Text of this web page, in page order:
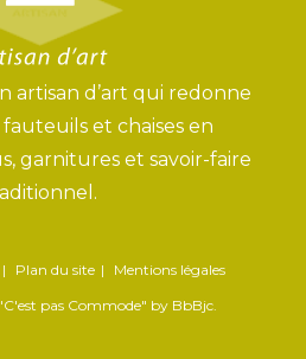
artisan d’art qui redonne
fauteuils et chaises en
garnitures et savoir-faire
Plan du site
Mentions légales
pas Commode" by BbBjc.